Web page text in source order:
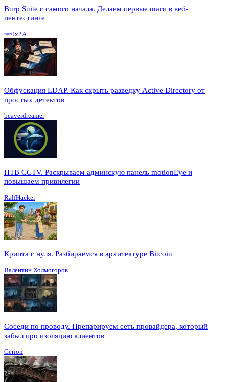
Burp Suite с самого начала. Делаем первые шаги в веб-
пентестинге
ret0x2A
Обфускация LDAP. Как скрыть разведку Active Directory от
простых детектов
beaverdreamer
HTB CCTV. Раскрываем админскую панель motionEye и
повышаем привилегии
RalfHacker
Крипта с нуля. Разбираемся в архитектуре Bitcoin
Валентин Холмогоров
Соседи по проводу. Препарируем сеть провайдера, который
забыл про изоляцию клиентов
Gerion